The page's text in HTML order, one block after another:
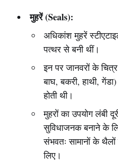
मुहरें (Seals):
अधिकांश मुहरें
पत्थर से बनी थीं।
इन पर जानवरों के
बाघ, बकरी, हाथी,
होती थी।
मुहरों का उपयोग लंबी
सुविधाजनक बनाने के
संभवतः सामानों के
लिए।